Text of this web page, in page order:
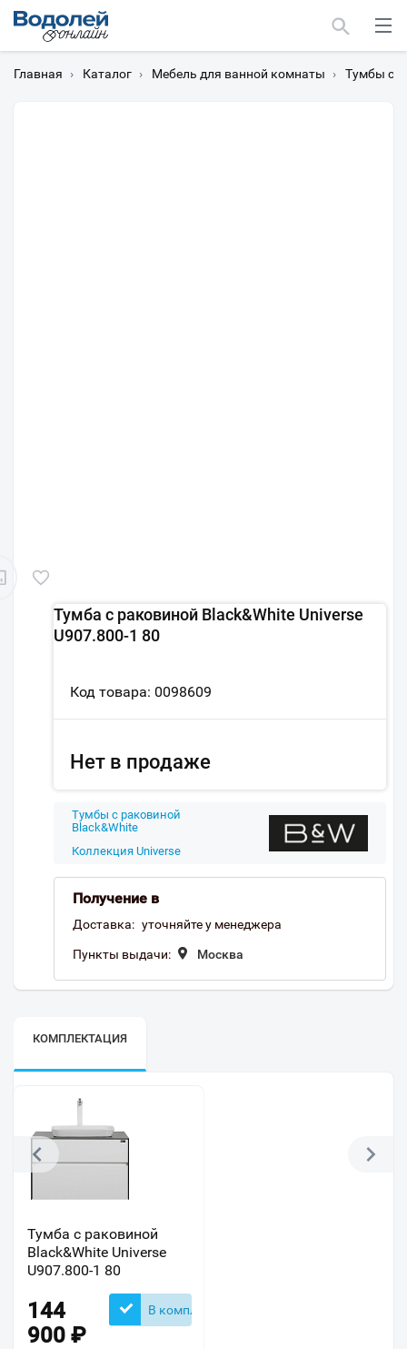
Главная › Каталог › Мебель для ванной комнаты › Тумбы с
Тумба с раковиной Black&White Universe
U907.800-1 80
Код товара: 0098609
Нет в продаже
Тумбы с раковиной
Black&White
Коллекция Universe
Получение в
Доставка: уточняйте у менеджера
Пункты выдачи: Москва
КОМПЛЕКТАЦИЯ
Тумба с раковиной
Black&White Universe
U907.800-1 80
144
900 ₽
В комплекте